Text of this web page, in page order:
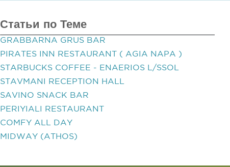
Статьи по Теме
GRABBARNA GRUS BAR
PIRATES INN RESTAURANT ( AGIA NAPA )
STARBUCKS COFFEE - ENAERIOS L/SSOL
STAVMANI RECEPTION HALL
SAVINO SNACK BAR
PERIYIALI RESTAURANT
COMFY ALL DAY
MIDWAY (ATHOS)